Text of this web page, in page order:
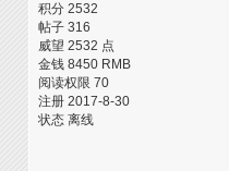
积分 2532
帖子 316
威望 2532 点
金钱 8450 RMB
阅读权限 70
注册 2017-8-30
状态 离线